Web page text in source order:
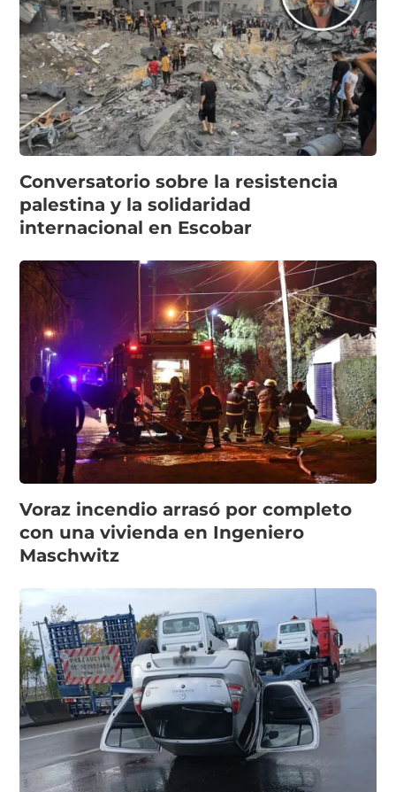
Conversatorio sobre la resistencia
palestina y la solidaridad
internacional en Escobar
Voraz incendio arrasó por completo
con una vivienda en Ingeniero
Maschwitz